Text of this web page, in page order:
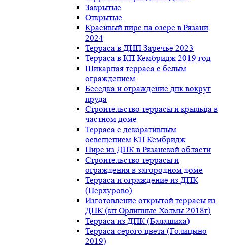
Закрытые
Открытые
Красивый пирс на озере в Рязани
2024
Терраса в ДНП Заречье 2023
Терраса в КП Кембридж 2019 год
Шикарная терраса с белым
ограждением
Беседка и ограждение дпк вокруг
пруда
Строительство террасы и крыльца в
частном доме
Терраса с декоративным
освещением КП Кембридж
Пирс из ДПК в Рязанской области
Строительство террасы и
ограждения в загородном доме
Терраса и ограждение из ДПК
(Перхурово)
Изготовление открытой террасы из
ДПК (кп Орлинные Холмы 2018г)
Терраса из ДПК (Балашиха)
Терраса серого цвета (Голицыно
2019)